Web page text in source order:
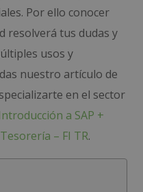
Por ello conocer
resolverá tus dudas y
usos y
nuestro artículo de
en el sector
Introducción a SAP +
– FI TR.